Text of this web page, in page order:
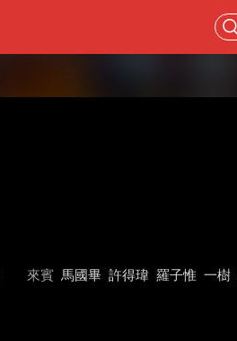
來賓 馬國畢 許得瑋 羅子惟 一樹